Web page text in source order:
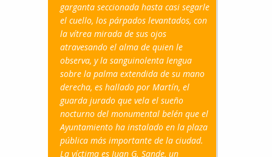
garganta seccionada hasta casi segarle
el cuello, los párpados levantados, con
la vítrea mirada de sus ojos
atravesando el alma de quien le
observa, y la sanguinolenta lengua
sobre la palma extendida de su mano
derecha, es hallado por Martín, el
guarda jurado que vela el sueño
nocturno del monumental belén que el
Ayuntamiento ha instalado en la plaza
pública más importante de la ciudad.
La víctima es Juan G. Sande, un